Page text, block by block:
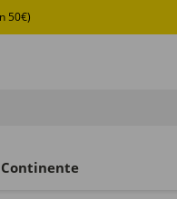
50€)
Continente